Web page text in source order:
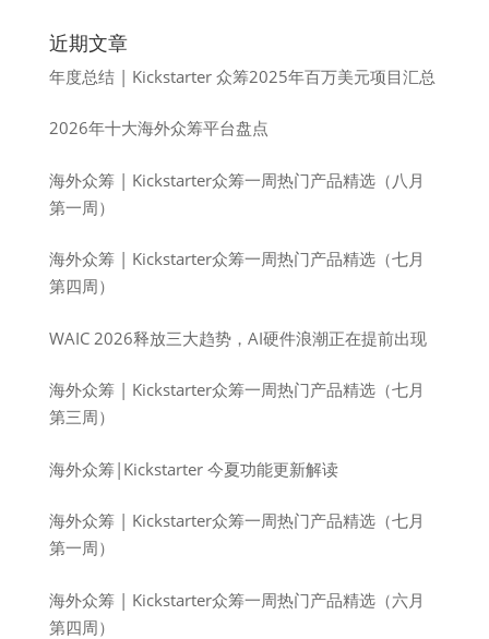
近期文章
年度总结 | Kickstarter 众筹2025年百万美元项目汇总
2026年十大海外众筹平台盘点
海外众筹 | Kickstarter众筹一周热门产品精选（八月
第一周）
海外众筹 | Kickstarter众筹一周热门产品精选（七月
第四周）
WAIC 2026释放三大趋势，AI硬件浪潮正在提前出现
海外众筹 | Kickstarter众筹一周热门产品精选（七月
第三周）
海外众筹|Kickstarter 今夏功能更新解读
海外众筹 | Kickstarter众筹一周热门产品精选（七月
第一周）
海外众筹 | Kickstarter众筹一周热门产品精选（六月
第四周）